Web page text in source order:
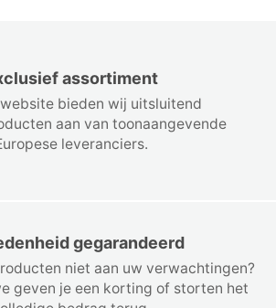
assortiment
bieden wij uitsluitend
aan van toonaangevende
leveranciers.
gegarandeerd
niet aan uw verwachtingen?
geven je een korting of storten het